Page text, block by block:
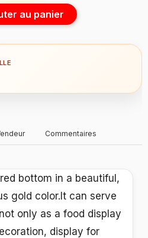
au panier
Commentaires
bottom in a beautiful,
gold color.It can serve
only as a food display
display for